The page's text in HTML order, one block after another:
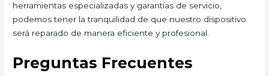
herramientas especializadas y garantías de servicio,
podemos tener la tranquilidad de que nuestro dispositivo
será reparado de manera eficiente y profesional.
Preguntas Frecuentes